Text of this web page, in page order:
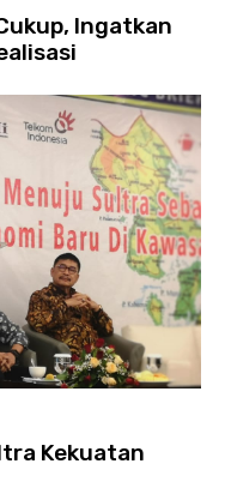
Ingatkan
Kekuatan